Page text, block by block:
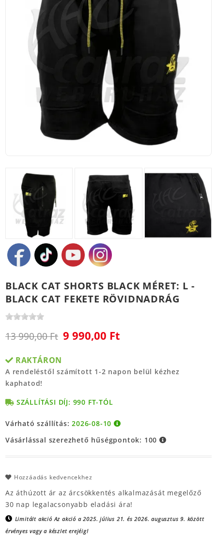
BLACK CAT SHORTS BLACK MÉRET: L -
BLACK CAT FEKETE RÖVIDNADRÁG
13 990,00 Ft 9 990,00 Ft
RAKTÁRON
A rendeléstől számított 1-2 napon belül kézhez
kaphatod!
SZÁLLÍTÁSI DÍJ: 990 FT-TÓL
Várható szállítás:2026-08-10
Vásárlással szerezhető hűségpontok: 100
Hozzáadás kedvencekhez
Az áthúzott ár az árcsökkentés alkalmazását megelőző
30 nap legalacsonyabb eladási ára!
Limitált akcióAz akció a 2025. július 21. és 2026. augusztus 9. között
érvényes vagy a készlet erejéig!